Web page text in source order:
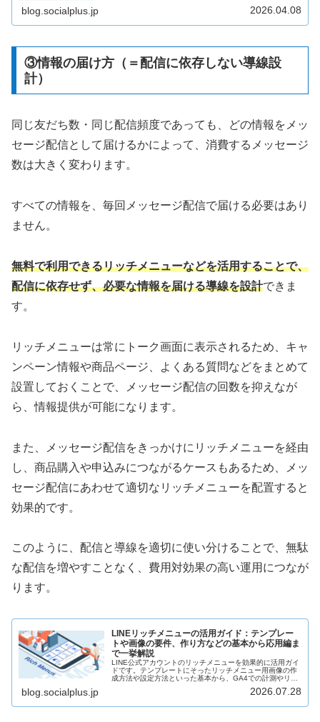
セージなどの種類や特徴、活用シーン、課金対象・無料機
blog.socialplus.jp 2026.04.08
③情報の届け方（＝配信に依存しない導線設
計）
同じ友だち数・同じ配信頻度であっても、どの情報をメッ
セージ配信として届けるかによって、消費するメッセージ
数は大きく変わります。
すべての情報を、毎回メッセージ配信で届ける必要はあり
ません。
無料で利用できるリッチメニューなどを活用することで、
配信に依存せず、必要な情報を届ける導線を設計できま
す。
リッチメニューは常にトーク画面に表示されるため、キャ
ンペーン情報や商品ページ、よくある質問などをまとめて
設置しておくことで、メッセージ配信の回数を抑えなが
ら、情報提供が可能になります。
また、メッセージ配信をきっかけにリッチメニューを経由
し、商品購入や申込みにつながるケースもあるため、メッ
セージ配信にあわせて適切なリッチメニューを配置すると
効果的です。
このように、配信と導線を適切に使い分けることで、無駄
な配信を増やすことなく、費用対効果の高い運用につなが
ります。
LINEリッチメニューの活用ガイド：テンプレー
トや画像の要件、作り方などの基本から応用編ま
で一挙解説
LINE公式アカウントのリッチメニューを効果的に活用ガイ
ドです。テンプレートにそったリッチメニュー用画像の作
成方法や設定方法といった基本から、GA4での計測やリッ
る方法、リッチメニューオーディエンスを利用したセグメ
blog.socialplus.jp 2026.07.28